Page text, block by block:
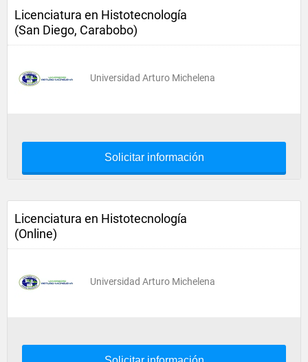
Licenciatura en Histotecnología
(San Diego, Carabobo)
Universidad Arturo Michelena
Solicitar información
Licenciatura en Histotecnología
(Online)
Universidad Arturo Michelena